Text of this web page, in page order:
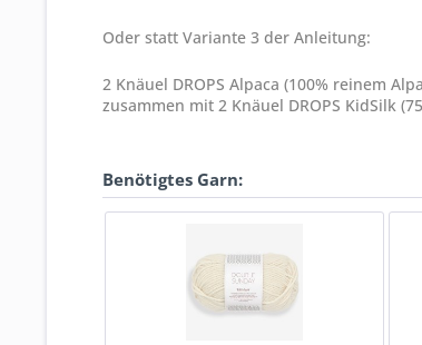
Oder statt Variante 3 der Anleitung:
2 Knäuel DROPS Alpaca (100% reinem
zusammen mit 2 Knäuel DROPS KidSilk
Benötigtes Garn: